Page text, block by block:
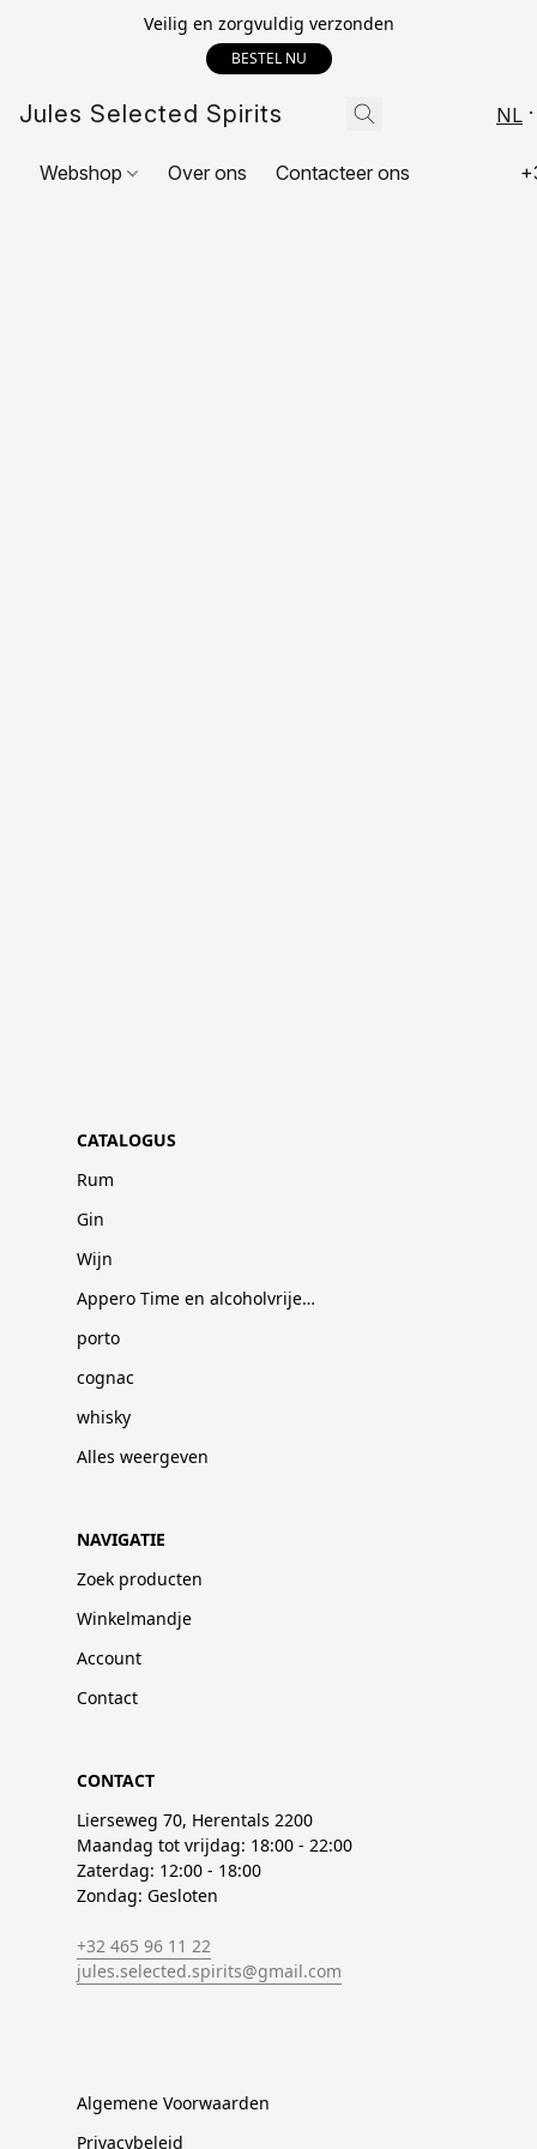
Veilig en zorgvuldig verzonden
BESTEL NU
Jules Selected Spirits NL
Webshop Over ons Contacteer ons
CATALOGUS
Rum
Gin
Wijn
Appero Time en alcoholvrije dranken
porto
cognac
whisky
Alles weergeven
NAVIGATIE
Zoek producten
Winkelmandje
Account
Contact
CONTACT
Lierseweg 70, Herentals 2200
Maandag tot vrijdag: 18:00 - 22:00
Zaterdag: 12:00 - 18:00
Zondag: Gesloten
+32 465 96 11 22
jules.selected.spirits@gmail.com
Algemene Voorwaarden
Privacybeleid